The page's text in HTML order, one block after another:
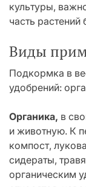
культуры,
часть растений
Виды
Подкормка в
удобрений:
Органика, в
и животную. К
компост,
сидераты,
органическим